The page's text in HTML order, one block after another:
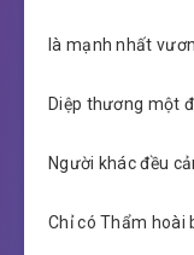
là mạnh nhất
Diệp thương một
Người khác đều
Chỉ có Thẩm hoài